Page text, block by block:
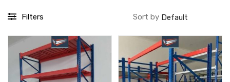
Filters Sort by